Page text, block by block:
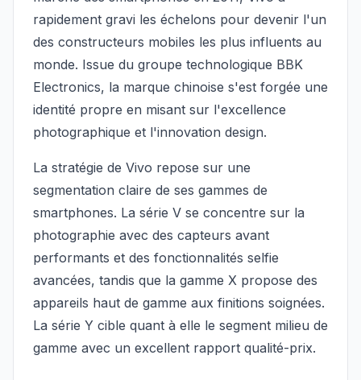
rapidement gravi les échelons pour devenir l'un
des constructeurs mobiles les plus influents au
monde. Issue du groupe technologique BBK
Electronics, la marque chinoise s'est forgée une
identité propre en misant sur l'excellence
photographique et l'innovation design.
La stratégie de Vivo repose sur une
segmentation claire de ses gammes de
smartphones. La série V se concentre sur la
photographie avec des capteurs avant
performants et des fonctionnalités selfie
avancées, tandis que la gamme X propose des
appareils haut de gamme aux finitions soignées.
La série Y cible quant à elle le segment milieu de
gamme avec un excellent rapport qualité-prix.